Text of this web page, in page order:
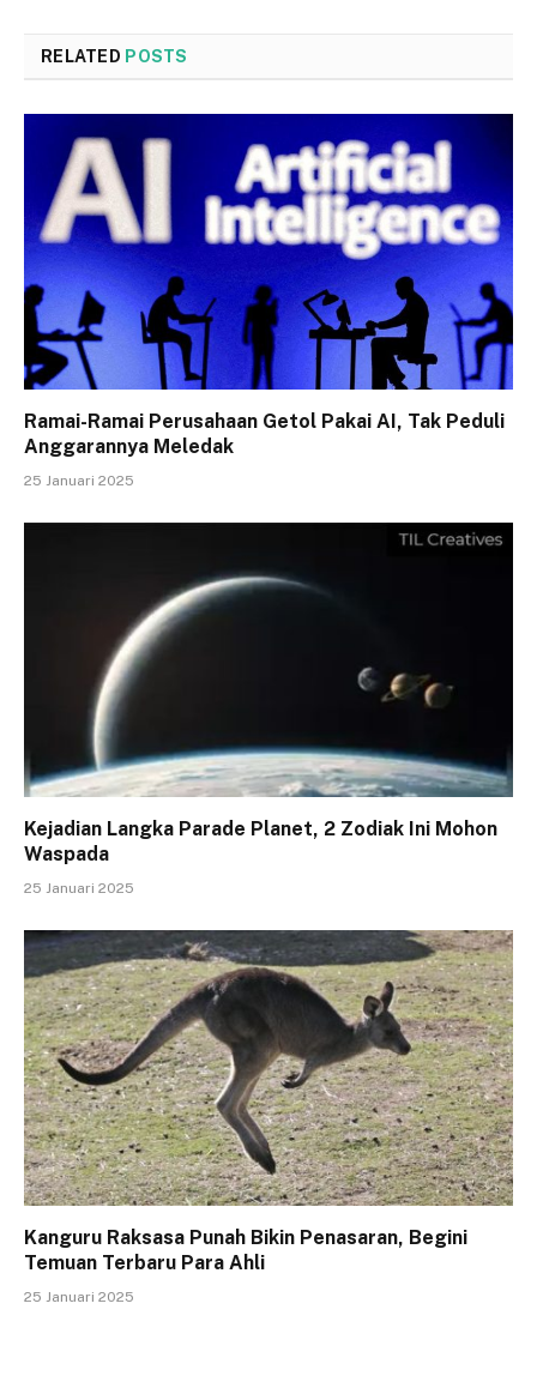
RELATED POSTS
Ramai-Ramai Perusahaan Getol Pakai AI, Tak Peduli
Anggarannya Meledak
25 Januari 2025
Kejadian Langka Parade Planet, 2 Zodiak Ini Mohon
Waspada
25 Januari 2025
Kanguru Raksasa Punah Bikin Penasaran, Begini
Temuan Terbaru Para Ahli
25 Januari 2025